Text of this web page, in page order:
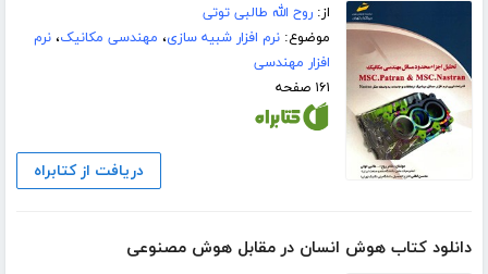
از:روح الله طالبی توتی
موضوع:نرم افزار شبیه سازی، مهندسی مکانیک،نرم
افزار مهندسی
۱۶۱ صفحه
دریافت از کتابراه
دانلود کتاب هوش انسان در مقابل هوش مصنوعی